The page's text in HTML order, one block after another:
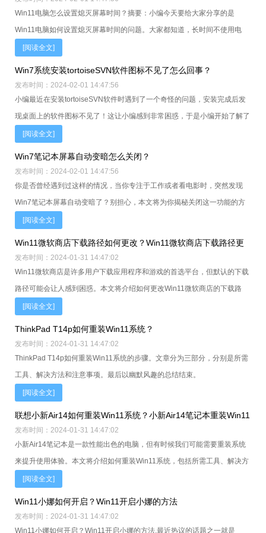
Win11电脑怎么设置熄灭屏幕时间？摘要：小编今天要给大家分享的是
Win11电脑如何设置熄灭屏幕时间的问题。大家都知道，长时间不使用电
脑，屏幕一直亮着不仅浪费电能，还容易导致屏幕老化。那么，我们应该如
[阅读全文]
Win7系统安装tortoiseSVN软件图标不见了怎么回事？
发布时间：2024-02-01 14:47:56
小编最近在安装tortoiseSVN软件时遇到了一个奇怪的问题，安装完成后发
现桌面上的软件图标不见了！这让小编感到非常困惑，于是小编开始了解了
解这个问题的解决方法。在本文中，小编将为大家介绍所
[阅读全文]
Win7笔记本屏幕自动变暗怎么关闭？
发布时间：2024-02-01 14:47:56
你是否曾经遇到过这样的情况，当你专注于工作或者看电影时，突然发现
Win7笔记本屏幕自动变暗了？别担心，本文将为你揭秘关闭这一功能的方
法，让你的屏幕永远明亮如新！
[阅读全文]
Win11微软商店下载路径如何更改？Win11微软商店下载路径更
改方法
发布时间：2024-01-31 14:47:02
Win11微软商店是许多用户下载应用程序和游戏的首选平台，但默认的下载
路径可能会让人感到困惑。本文将介绍如何更改Win11微软商店的下载路
径，以及所需的工具、解决方法和注意事项。让我们一起来看
[阅读全文]
ThinkPad T14p如何重装Win11系统？
发布时间：2024-01-31 14:47:02
ThinkPad T14p如何重装Win11系统的步骤。文章分为三部分，分别是所需
工具、解决方法和注意事项。最后以幽默风趣的总结结束。
[阅读全文]
联想小新Air14如何重装Win11系统？小新Air14笔记本重装Win11
系统
发布时间：2024-01-31 14:47:02
小新Air14笔记本是一款性能出色的电脑，但有时候我们可能需要重装系统
来提升使用体验。本文将介绍如何重装Win11系统，包括所需工具、解决方
法和注意事项。让我们一起来看看吧！
[阅读全文]
Win11小娜如何开启？Win11开启小娜的方法
发布时间：2024-01-31 14:47:02
Win11小娜如何开启？Win11开启小娜的方法.最近热议的话题之一就是